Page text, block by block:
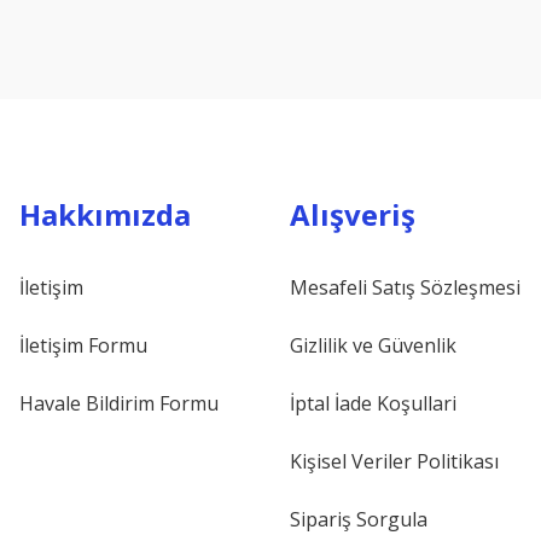
Hakkımızda
İletişim
İletişim Formu
Havale Bildirim Formu
Alışveriş
Mesafeli Satış Sözleşmesi
Gizlilik ve Güvenlik
İptal İade Koşullari
Kişisel Veriler Politikası
Sipariş Sorgula